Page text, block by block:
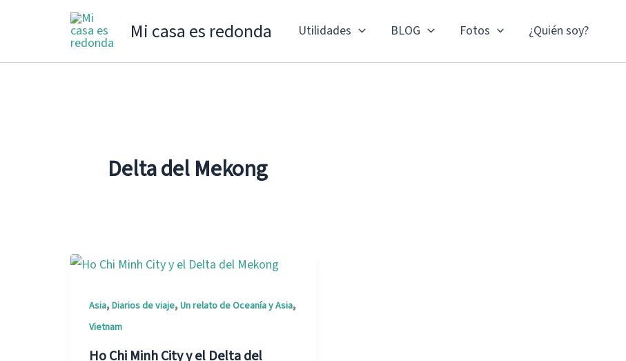
Mi casa es redonda Utilidades BLOG Fotos ¿Quién soy?
Delta del Mekong
Asia,Diarios de viaje,Un relato de Oceanía y Asia,
Vietnam
Ho Chi Minh City y el Delta del